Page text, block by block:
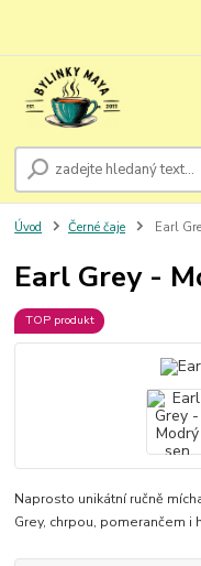
Úvod Černé čaje Earl
Earl Grey -
TOP produkt
Naprosto unikátní ručně
Grey, chrpou, pomerančem i